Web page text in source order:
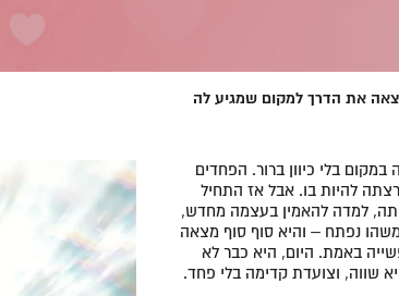
את הדרך למקום שמגיע לה
בלי כיוון ברור. הפחדים
להיות בו. אבל אז התחיל
למדה להאמין בעצמה מחדש,
נפתח – והיא סוף סוף מצאה
באמת. היום, היא כבר לא
שווה, וצועדת קדימה בלי פחד.